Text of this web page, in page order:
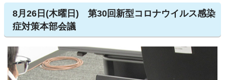
8月26日(木曜日) 第30回新型コロナウイルス感染
症対策本部会議